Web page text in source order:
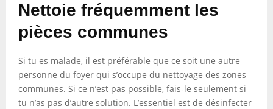
Nettoie fréquemment les
pièces communes
Si tu es malade, il est préférable que ce soit une autre
personne du foyer qui s’occupe du nettoyage des zones
communes. Si ce n’est pas possible, fais-le seulement si
tu n’as pas d’autre solution. L’essentiel est de désinfecter